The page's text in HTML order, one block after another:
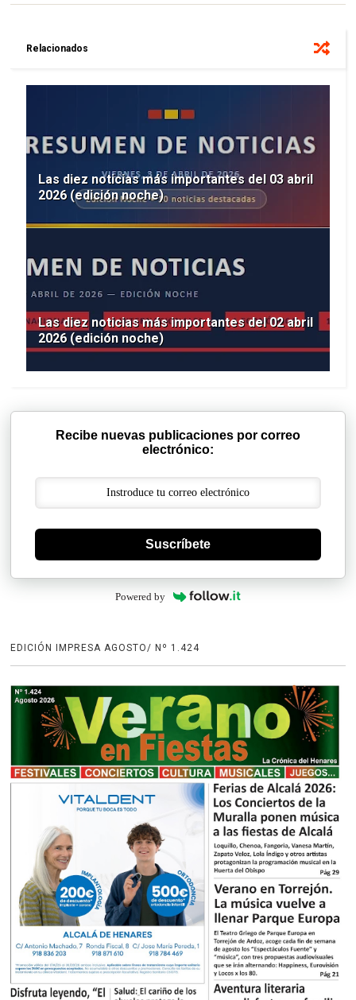
Relacionados
Las diez noticias más importantes del 03 abril
2026 (edición noche)
Las diez noticias más importantes del 02 abril
2026 (edición noche)
Recibe nuevas publicaciones por correo
electrónico:
Suscríbete
Powered by
EDICIÓN IMPRESA AGOSTO/ Nº 1.424